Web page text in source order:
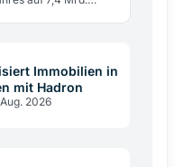
Immobilien in
mit Hadron
2026